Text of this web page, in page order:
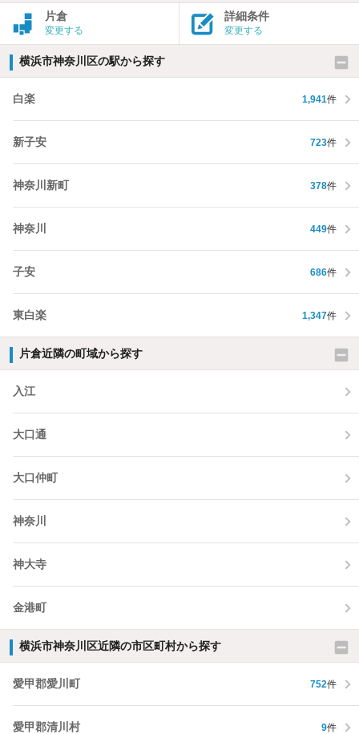
片倉
変更する
詳細条件
変更する
横浜市神奈川区の駅から探す
白楽 1,941件
新子安 723件
神奈川新町 378件
神奈川 449件
子安 686件
東白楽 1,347件
片倉近隣の町域から探す
入江
大口通
大口仲町
神奈川
神大寺
金港町
横浜市神奈川区近隣の市区町村から探す
愛甲郡愛川町 752件
愛甲郡清川村 9件